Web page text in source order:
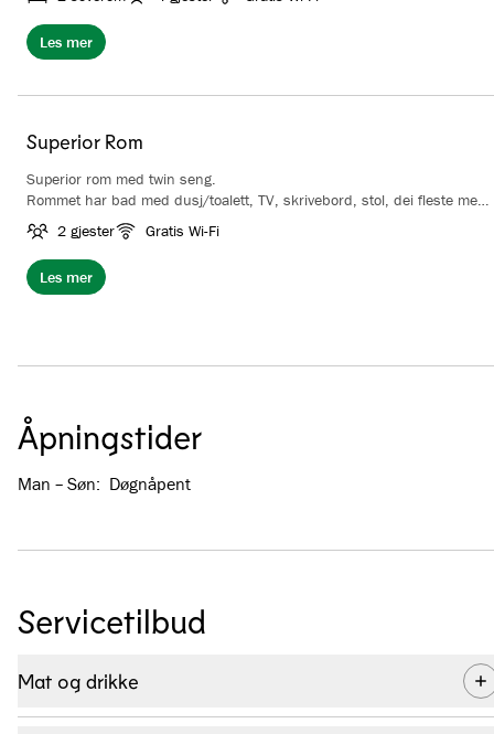
Les mer
Superior Rom
Superior rom med twin seng.
Rommet har bad med dusj/toalett, TV, skrivebord, stol, dei fleste med
utsikt mot skibakken.
2 gjester Gratis Wi-Fi
Les mer
Åpningstider
Man – Søn: Døgnåpent
Servicetilbud
Mat og drikke